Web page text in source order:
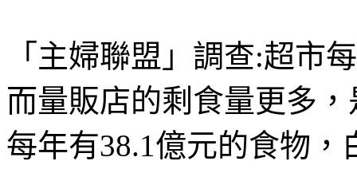
「主婦聯盟」調查:超市
而量販店的剩食量更多
每年有38.1億元的食物